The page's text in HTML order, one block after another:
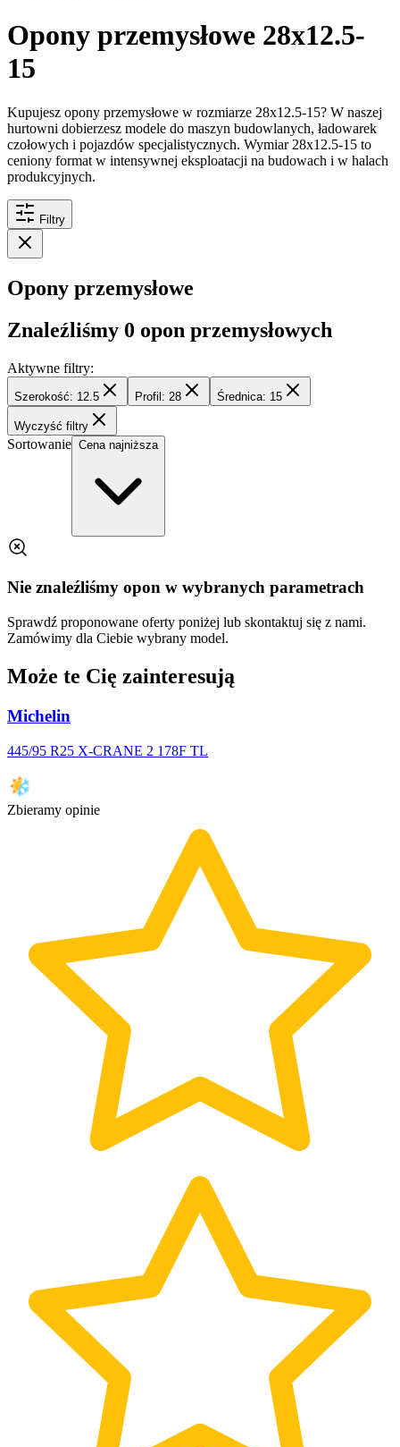
Opony przemysłowe 28x12.5-
15
Kupujesz opony przemysłowe w rozmiarze 28x12.5-15? W naszej
hurtowni dobierzesz modele do maszyn budowlanych, ładowarek
czołowych i pojazdów specjalistycznych. Wymiar 28x12.5-15 to
ceniony format w intensywnej eksploatacji na budowach i w halach
produkcyjnych.
Filtry
Opony przemysłowe
Znaleźliśmy 0 opon przemysłowych
Aktywne filtry:
Szerokość: 12.5 Profil: 28 Średnica: 15
Wyczyść filtry
Sortowanie Cena najniższa
Nie znaleźliśmy opon w wybranych parametrach
Sprawdź proponowane oferty poniżej lub skontaktuj się z nami.
Zamówimy dla Ciebie wybrany model.
Może te Cię zainteresują
Michelin
445/95 R25 X-CRANE 2 178F TL
Zbieramy opinie